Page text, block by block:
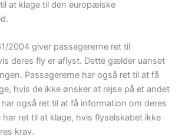
at klage til den europæiske
2004 giver passagererne ret til
deres fly er aflyst. Dette gælder uanset
Passagererne har også ret til at få
hvis de ikke ønsker at rejse på et andet
også ret til at få information om deres
ret til at klage, hvis flyselskabet ikke
krav.